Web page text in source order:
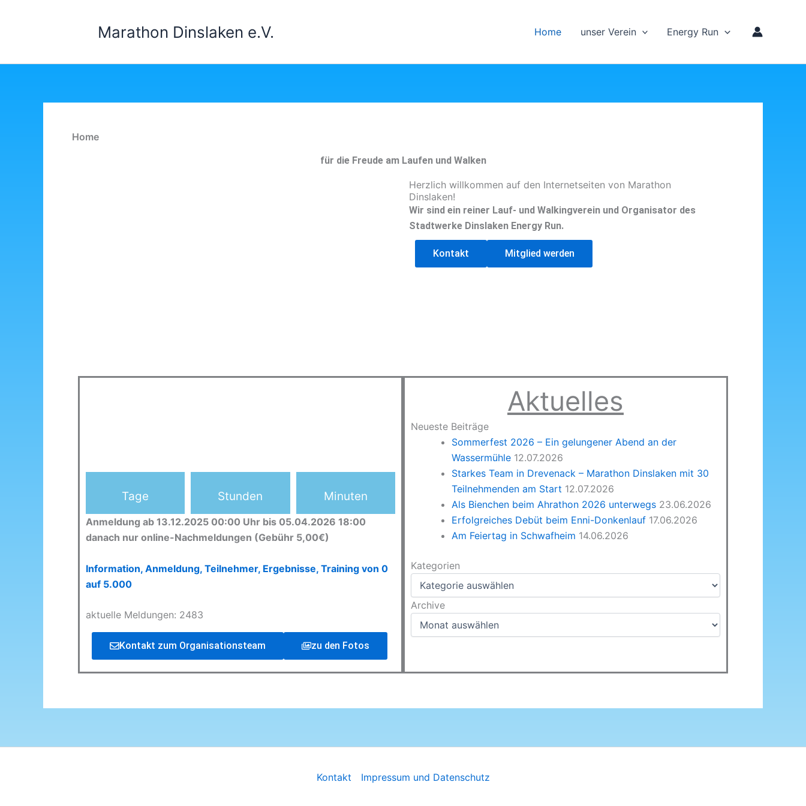
Marathon Dinslaken e.V. Home unser Verein Energy Run
Home
für die Freude am Laufen und Walken
Herzlich willkommen auf den Internetseiten von Marathon
Dinslaken!
Wir sind ein reiner Lauf- und Walkingverein und Organisator des
Stadtwerke Dinslaken Energy Run.
Kontakt Mitglied werden
Tage Stunden Minuten
Anmeldung ab 13.12.2025 00:00 Uhr bis 05.04.2026 18:00
danach nur online-Nachmeldungen (Gebühr 5,00€)
Information, Anmeldung, Teilnehmer, Ergebnisse, Training von 0
auf 5.000
aktuelle Meldungen: 2483
Kontakt zum Organisationsteam zu den Fotos
Aktuelles
Neueste Beiträge
Sommerfest 2026 – Ein gelungener Abend an der
Wassermühle 12.07.2026
Starkes Team in Drevenack – Marathon Dinslaken mit 30
Teilnehmenden am Start 12.07.2026
Als Bienchen beim Ahrathon 2026 unterwegs 23.06.2026
Erfolgreiches Debüt beim Enni-Donkenlauf 17.06.2026
Am Feiertag in Schwafheim 14.06.2026
Kategorien
Kategorien
Archive
Archive
Kontakt Impressum und Datenschutz